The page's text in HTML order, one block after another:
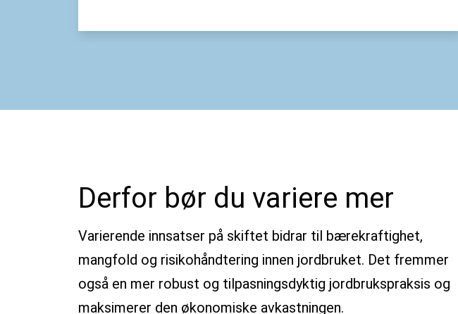
Derfor bør du variere mer
Varierende innsatser på skiftet bidrar til bærekraftighet,
mangfold og risikohåndtering innen jordbruket. Det fremmer
også en mer robust og tilpasningsdyktig jordbrukspraksis og
maksimerer den økonomiske avkastningen.